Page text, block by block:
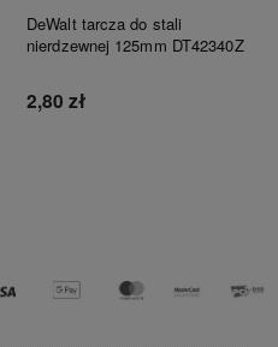
DeWalt tarcza do stali
nierdzewnej 125mm DT42340Z
2,80 zł